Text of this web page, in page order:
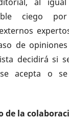
ciego
de
decidirá si
acepta o
de la